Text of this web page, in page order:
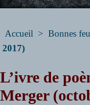
Accueil > Bonnes
2017)
L’ivre de
Merger